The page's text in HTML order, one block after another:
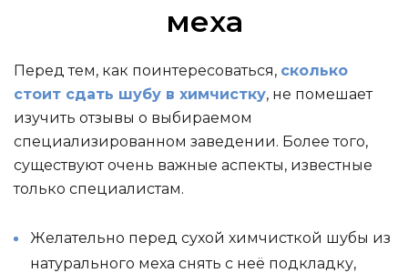
меха
Перед тем, как поинтересоваться, сколько
стоит сдать шубу в химчистку, не помешает
изучить отзывы о выбираемом
специализированном заведении. Более того,
существуют очень важные аспекты, известные
только специалистам.
Желательно перед сухой химчисткой шубы из
натурального меха снять с неё подкладку,